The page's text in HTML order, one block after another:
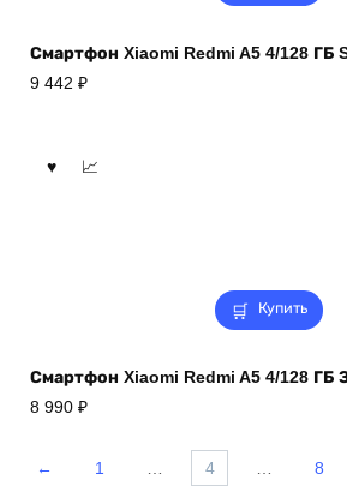
Смартфон Xiaomi Redmi A5 4/128 ГБ
9 442 ₽
Купить
Смартфон Xiaomi Redmi A5 4/128 ГБ
8 990 ₽
← 1 … 4 … 8